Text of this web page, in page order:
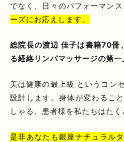
でなく、日々のパフォーマン
ーズにお応えします。
総院長の渡辺 佳子は書籍70冊
る経絡リンパマッサージの第一
美は健康の最上級 というコン
設計します。身体が変わるこ
しゃる、患者様を私たちはたく
是非あなたも銀座ナチュラル